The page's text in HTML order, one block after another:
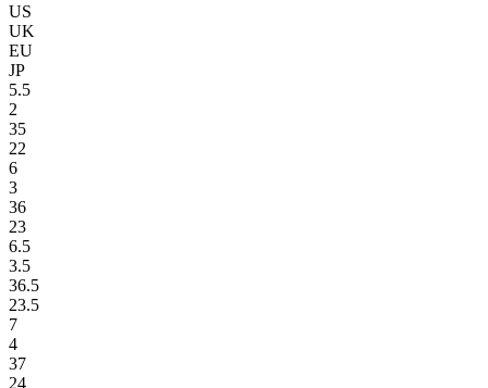
US
UK
EU
JP
5.5
2
35
22
6
3
36
23
6.5
3.5
36.5
23.5
7
4
37
24